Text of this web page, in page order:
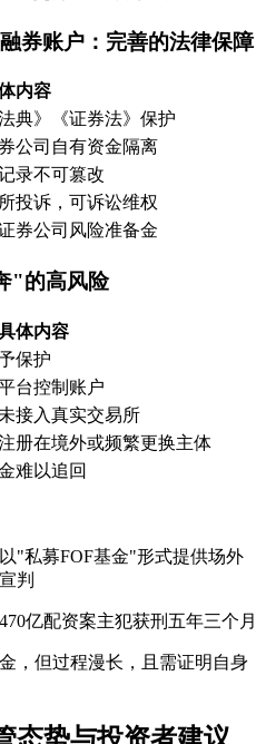
券账户：完善的法律保障
内容
典》《证券法》保护
公司自有资金隔离
录不可篡改
投诉，可诉讼维权
券公司风险准备金
"的高风险
体内容
保护
台控制账户
接入真实交易所
册在境外或频繁更换主体
难以追回
"私募FOF基金"形式提供场外
判
亿配资案主犯获刑五年三个月
，但过程漫长，且需证明自身
态势与投资者建议